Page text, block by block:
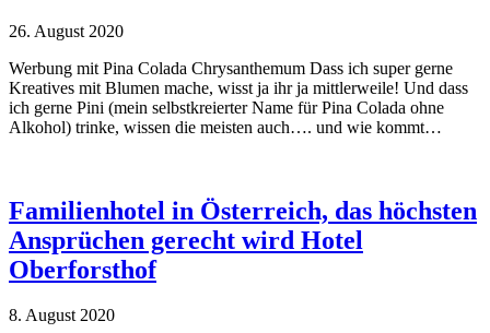
26. August 2020
Werbung mit Pina Colada Chrysanthemum Dass ich super gerne
Kreatives mit Blumen mache, wisst ja ihr ja mittlerweile! Und dass
ich gerne Pini (mein selbstkreierter Name für Pina Colada ohne
Alkohol) trinke, wissen die meisten auch…. und wie kommt…
Familienhotel in Österreich, das höchsten
Ansprüchen gerecht wird Hotel
Oberforsthof
8. August 2020